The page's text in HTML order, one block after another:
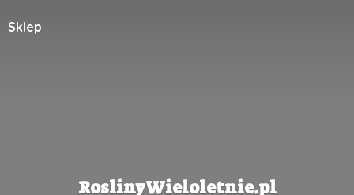
Sklep
RoslinyWieloletnie.pl